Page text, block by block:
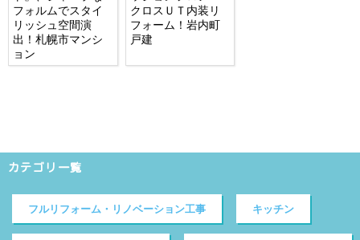
フォルムでスタイ
リッシュ空間演
出！札幌市マンシ
ョン
クロスＵＴ内装リ
フォーム！岩内町
戸建
カテゴリ一覧
フルリフォーム・リノベーション工事 キッチン